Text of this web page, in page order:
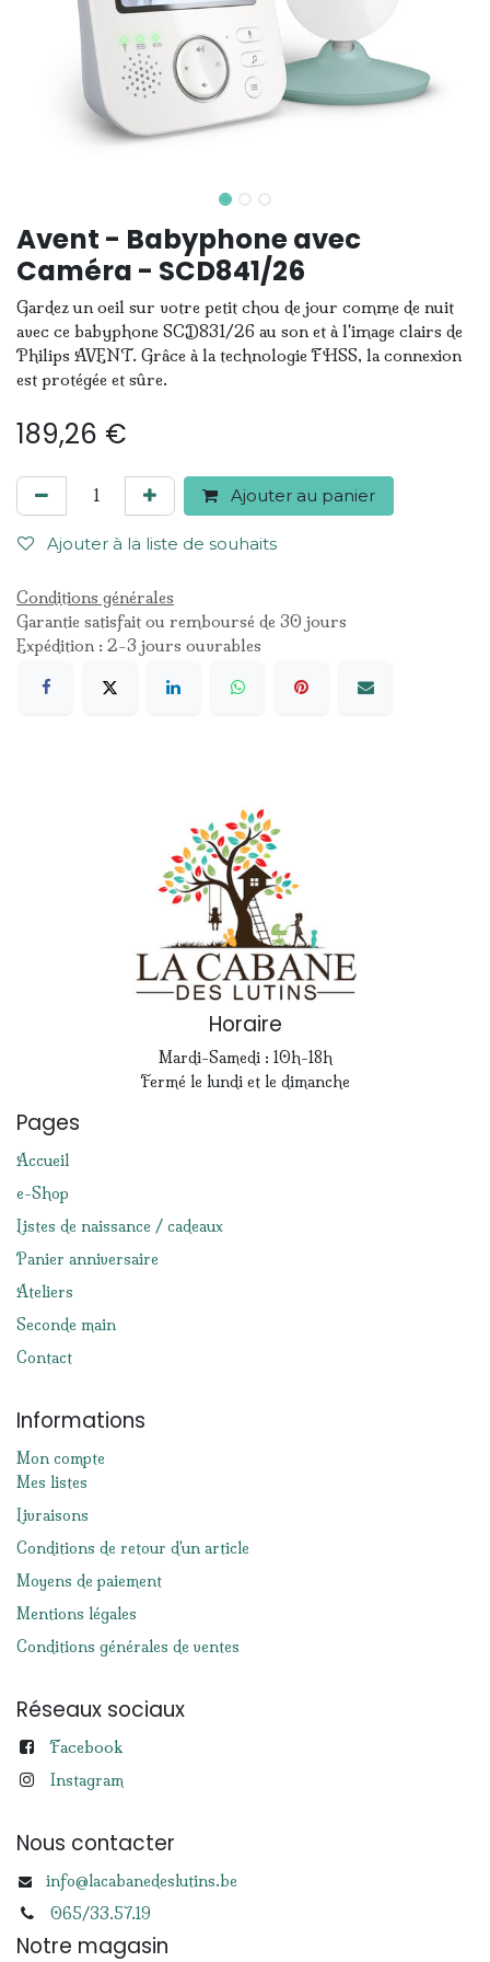
Avent - Babyphone avec
Caméra - SCD841/26
Gardez un oeil sur votre petit chou de jour comme de nuit
avec ce babyphone SCD831/26 au son et à l'image clairs de
Philips AVENT. Grâce à la technologie FHSS, la connexion
est protégée et sûre.
189,26 €
Ajouter au panier
Ajouter à la liste de souhaits
Conditions générales
Garantie satisfait ou remboursé de 30 jours
Expédition : 2-3 jours ouvrables
Horaire
Mardi-Samedi : 10h-18h
Fermé le lundi et le dimanche
Pages
Accueil
e-Shop
Listes de naissance / cadeaux
Panier anniversaire
Ateliers
Seconde main
Contact
Informations
Mon compte
Mes listes
Livraisons
Conditions de retour d'un article
Moyens de paiement
Mentions légales
Conditions générales de ventes
Réseaux sociaux
Facebook
Instagram
Nous contacter
info@lacabanedeslutins.be
065/33.57.19
Notre magasin